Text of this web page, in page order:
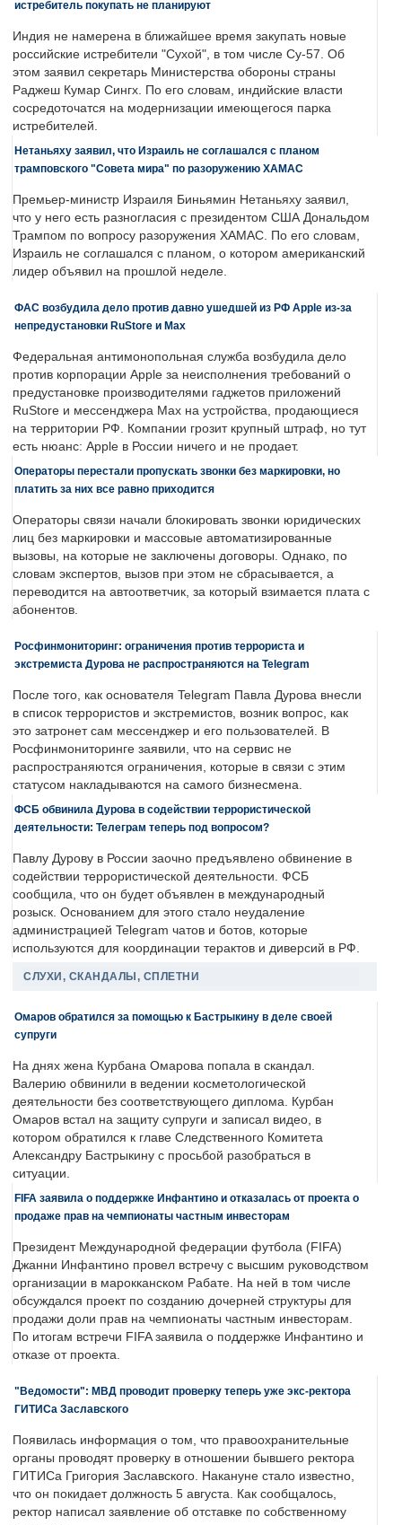
истребитель покупать не планируют
Индия не намерена в ближайшее время закупать новые
российские истребители "Сухой", в том числе Су-57. Об
этом заявил секретарь Министерства обороны страны
Раджеш Кумар Сингх. По его словам, индийские власти
сосредоточатся на модернизации имеющегося парка
истребителей.
Нетаньяху заявил, что Израиль не соглашался с планом
трамповского "Совета мира" по разоружению ХАМАС
Премьер-министр Израиля Биньямин Нетаньяху заявил,
что у него есть разногласия с президентом США Дональдом
Трампом по вопросу разоружения ХАМАС. По его словам,
Израиль не соглашался с планом, о котором американский
лидер объявил на прошлой неделе.
ФАС возбудила дело против давно ушедшей из РФ Apple из-за
непредустановки RuStore и Max
Федеральная антимонопольная служба возбудила дело
против корпорации Apple за неисполнения требований о
предустановке производителями гаджетов приложений
RuStore и мессенджера Max на устройства, продающиеся
на территории РФ. Компании грозит крупный штраф, но тут
есть нюанс: Apple в России ничего и не продает.
Операторы перестали пропускать звонки без маркировки, но
платить за них все равно приходится
Операторы связи начали блокировать звонки юридических
лиц без маркировки и массовые автоматизированные
вызовы, на которые не заключены договоры. Однако, по
словам экспертов, вызов при этом не сбрасывается, а
переводится на автоответчик, за который взимается плата с
абонентов.
Росфинмониторинг: ограничения против террориста и
экстремиста Дурова не распространяются на Telegram
После того, как основателя Telegram Павла Дурова внесли
в список террористов и экстремистов, возник вопрос, как
это затронет сам мессенджер и его пользователей. В
Росфинмониторинге заявили, что на сервис не
распространяются ограничения, которые в связи с этим
статусом накладываются на самого бизнесмена.
ФСБ обвинила Дурова в содействии террористической
деятельности: Телеграм теперь под вопросом?
Павлу Дурову в России заочно предъявлено обвинение в
содействии террористической деятельности. ФСБ
сообщила, что он будет объявлен в международный
розыск. Основанием для этого стало неудаление
администрацией Telegram чатов и ботов, которые
используются для координации терактов и диверсий в РФ.
СЛУХИ, СКАНДАЛЫ, СПЛЕТНИ
Омаров обратился за помощью к Бастрыкину в деле своей
супруги
На днях жена Курбана Омарова попала в скандал.
Валерию обвинили в ведении косметологической
деятельности без соответствующего диплома. Курбан
Омаров встал на защиту супруги и записал видео, в
котором обратился к главе Следственного Комитета
Александру Бастрыкину с просьбой разобраться в
ситуации.
FIFA заявила о поддержке Инфантино и отказалась от проекта о
продаже прав на чемпионаты частным инвесторам
Президент Международной федерации футбола (FIFA)
Джанни Инфантино провел встречу с высшим руководством
организации в марокканском Рабате. На ней в том числе
обсуждался проект по созданию дочерней структуры для
продажи доли прав на чемпионаты частным инвесторам.
По итогам встречи FIFA заявила о поддержке Инфантино и
отказе от проекта.
"Ведомости": МВД проводит проверку теперь уже экс-ректора
ГИТИСа Заславского
Появилась информация о том, что правоохранительные
органы проводят проверку в отношении бывшего ректора
ГИТИСа Григория Заславского. Накануне стало известно,
что он покидает должность 5 августа. Как сообщалось,
ректор написал заявление об отставке по собственному